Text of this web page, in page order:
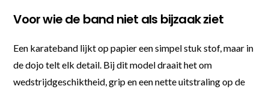
Voor wie de band niet als bijzaak ziet
Een karateband lijkt op papier een simpel stuk stof, maar in
de dojo telt elk detail. Bij dit model draait het om
wedstrijdgeschiktheid, grip en een nette uitstraling op de